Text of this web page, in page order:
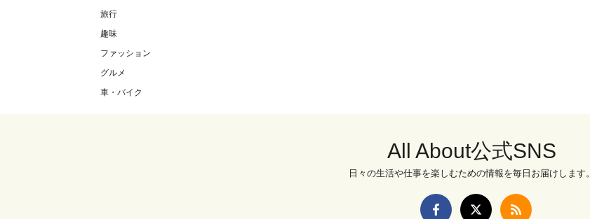
旅行
趣味
ファッション
グルメ
車・バイク
All About公式SNS
日々の生活や仕事を楽しむための情報を毎日お届けします。